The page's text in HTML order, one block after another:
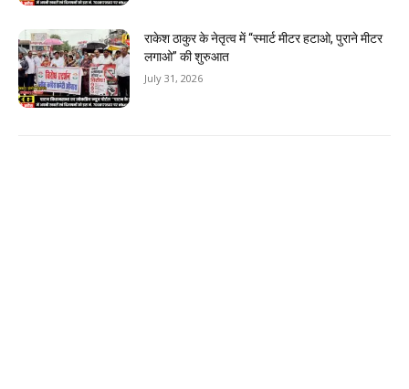
राकेश ठाकुर के नेतृत्व में “स्मार्ट मीटर हटाओ, पुराने मीटर
लगाओ” की शुरुआत
July 31, 2026